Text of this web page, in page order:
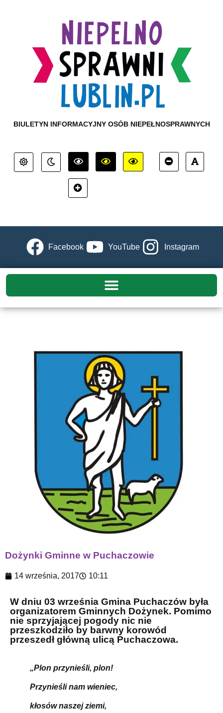
BIULETYN INFORMACYJNY OSÓB NIEPEŁNOSPRAWNYCH
Facebook YouTube Instagram
Dożynki Gminne w Puchaczowie
14 września, 2017 10:11
W dniu 03 września Gmina Puchaczów była
organizatorem Gminnych Dożynek. Pomimo
nie sprzyjającej pogody nic nie
przeszkodziło by barwny korowód
przeszedł główną ulicą Puchaczowa.
„Plon przynieśli, plon!
Przynieśli nam wieniec,
kłosów naszej ziemi,